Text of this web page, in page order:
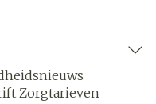
Zorgtarieven